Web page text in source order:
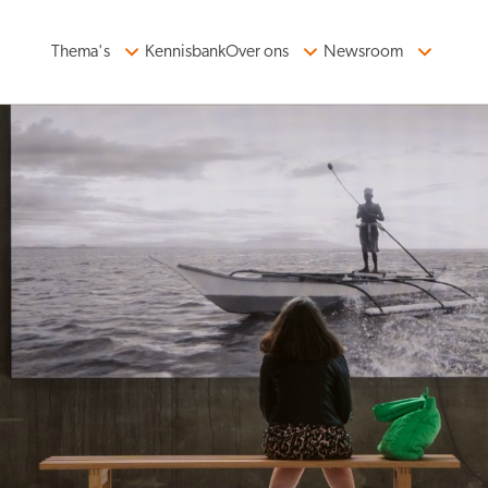
Thema's
Organiserend vermogen
in balans Kennis en data
KennisbankOver ons Newsroom